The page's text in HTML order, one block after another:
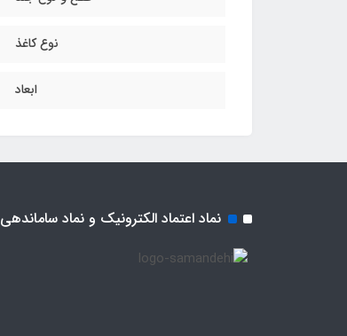
نوع کاغذ
ابعاد
نماد اعتماد الکترونیک و نماد ساماندهی